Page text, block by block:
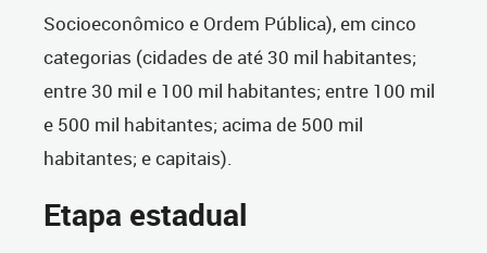
Socioeconômico e Ordem Pública), em cinco
categorias (cidades de até 30 mil habitantes;
entre 30 mil e 100 mil habitantes; entre 100 mil
e 500 mil habitantes; acima de 500 mil
habitantes; e capitais).
Etapa estadual